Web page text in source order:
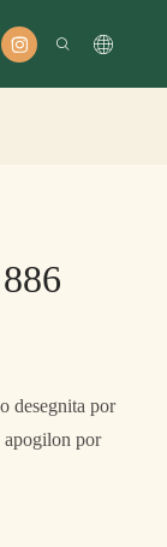
desegnita por
apogilon por